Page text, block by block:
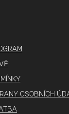
OSOBNÍCH